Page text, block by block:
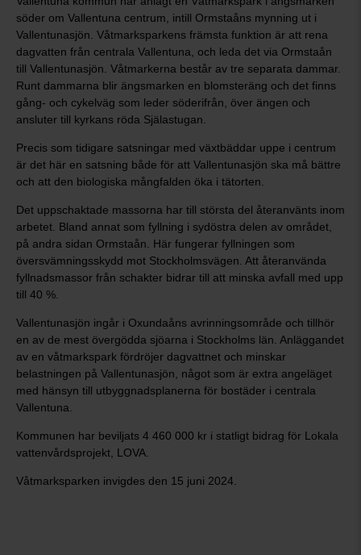
söder om Vallentuna centrum, intill Ormstaåns mynning ut i
Vallentunasjön. Våtmarksparkens främsta funktion är att rena
dagvatten från centrala Vallentuna, och leda det via Ormstaån
till Vallentunasjön. Våtmarkerna består av tre separata dammar.
Runt dammarna blir ängsmarken en blomsteräng och det finns
gång- och cykelväg som leder söderifrån, över ängen och
ansluter till kyrkans röda Själastugan.
Precis som tidigare satsningar med växtbäddar uppe i centrum
är det här en satsning både för att Vallentunasjön ska må bättre
och att den biologiska mångfalden öka i tätorten.
Det uppschaktade massorna har till största del återanvänts inom
arbetet. Bland annat som fyllning i sydöstra delen av området,
på andra sidan Ormstaån. Här fungerar fyllningen som
översvämningsskydd mot Stockholmsvägen. Att återanvända
fyllnadsmassor från schakter bidrar till att minska avfall med upp
till 40 %.
Vallentunasjön ingår i Oxundaåns avrinningsområde och tillhör
en av de mest övergödda sjöarna i Stockholms län. Anläggandet
av en våtmarkspark fördröjer dagvattnet och minskar
belastningen på Vallentunasjön, något som är extra angeläget
med hänsyn till utbyggnadsplanerna för bostäder i centrala
Vallentuna.
Kommunen har beviljats 4 460 000 kr i statligt bidrag för Lokala
vattenvårdsprojekt, LOVA.
Våtmarksparken invigdes den 15 juni 2024.